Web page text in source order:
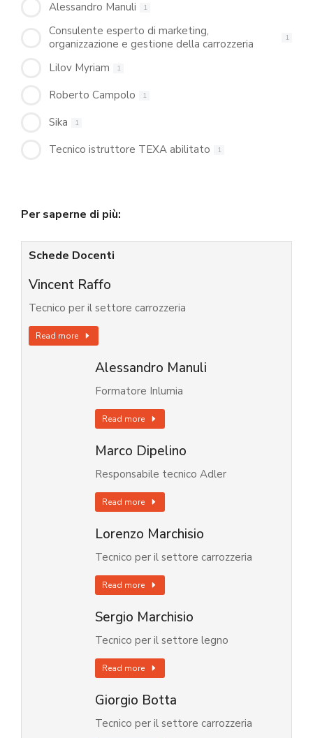
Alessandro Manuli 1
Consulente esperto di marketing,
organizzazione e gestione della carrozzeria
1
Lilov Myriam 1
Roberto Campolo 1
Sika 1
Tecnico istruttore TEXA abilitato 1
Per saperne di più:
Schede Docenti
Vincent Raffo
Tecnico per il settore carrozzeria
Read more
Alessandro Manuli
Formatore Inlumia
Read more
Marco Dipelino
Responsabile tecnico Adler
Read more
Lorenzo Marchisio
Tecnico per il settore carrozzeria
Read more
Sergio Marchisio
Tecnico per il settore legno
Read more
Giorgio Botta
Tecnico per il settore carrozzeria